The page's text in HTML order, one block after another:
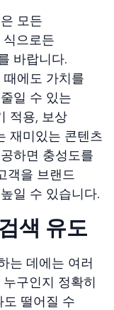
모든
으로든
바랍니다.
에도 가치를
일 수 있는
적용, 보상
재미있는 콘텐츠
하면 충성도를
객을 브랜드
일 수 있습니다.
색 유도
는 데에는 여러
구인지 정확히
떨어질 수